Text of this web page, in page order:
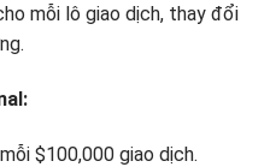
mỗi lô giao dịch, thay đổi
$100,000 giao dịch.